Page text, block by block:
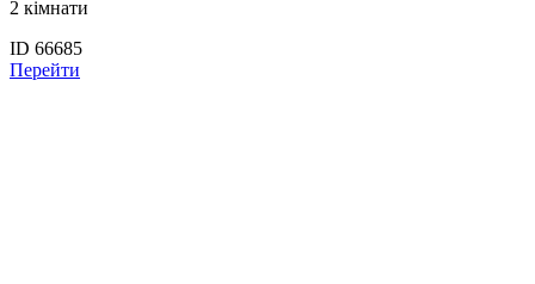
2 кімнати
ID 66685
Перейти